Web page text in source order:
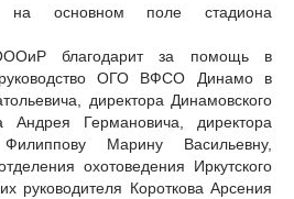
на основном поле стадиона
благодарит за помощь в
руководство ОГО ВФСО Динамо в
директора Динамовского
Андрея Германовича, директора
Марину Васильевну,
охотоведения Иркутского
руководителя Короткова Арсения